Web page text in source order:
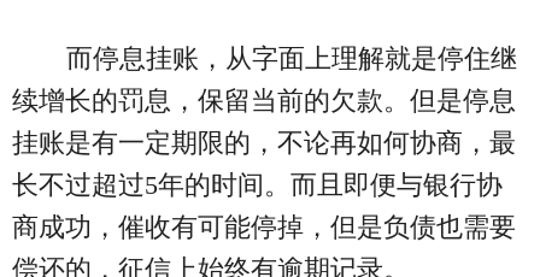
而停息挂账，从字面上理解就是停住继
续增长的罚息，保留当前的欠款。但是停息
挂账是有一定期限的，不论再如何协商，最
长不过超过5年的时间。而且即便与银行协
商成功，催收有可能停掉，但是负债也需要
偿还的，征信上始终有逾期记录。